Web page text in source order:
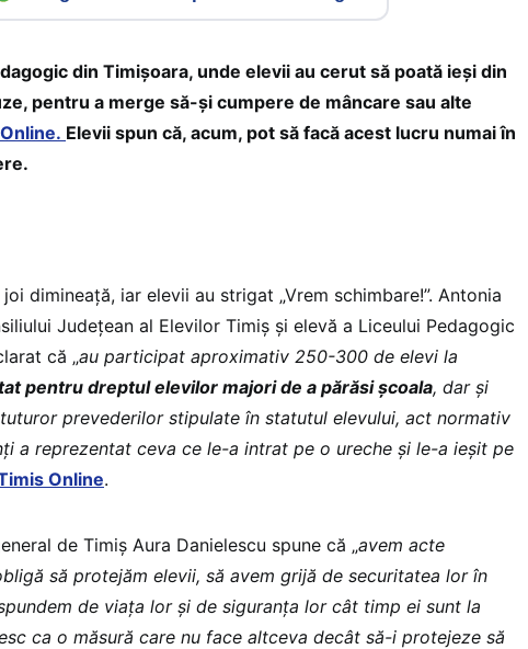
din Timișoara, unde elevii au cerut să poată ieși din
pentru a merge să-și cumpere de mâncare sau alte
Elevii spun că, acum, pot să facă acest lucru numai în
dimineață, iar elevii au strigat „Vrem schimbare!”. Antonia
Județean al Elevilor Timiș și elevă a Liceului Pedagogic
că „au participat aproximativ 250-300 de elevi la
pentru dreptul elevilor majori de a părăsi școala, dar și
prevederilor stipulate în statutul elevului, act normativ
a reprezentat ceva ce le-a intrat pe o ureche și le-a ieșit pe
Online.
de Timiș Aura Danielescu spune că „avem acte
să protejăm elevii, să avem grijă de securitatea lor în
de viața lor și de siguranța lor cât timp ei sunt la
ca o măsură care nu face altceva decât să-i protejeze să